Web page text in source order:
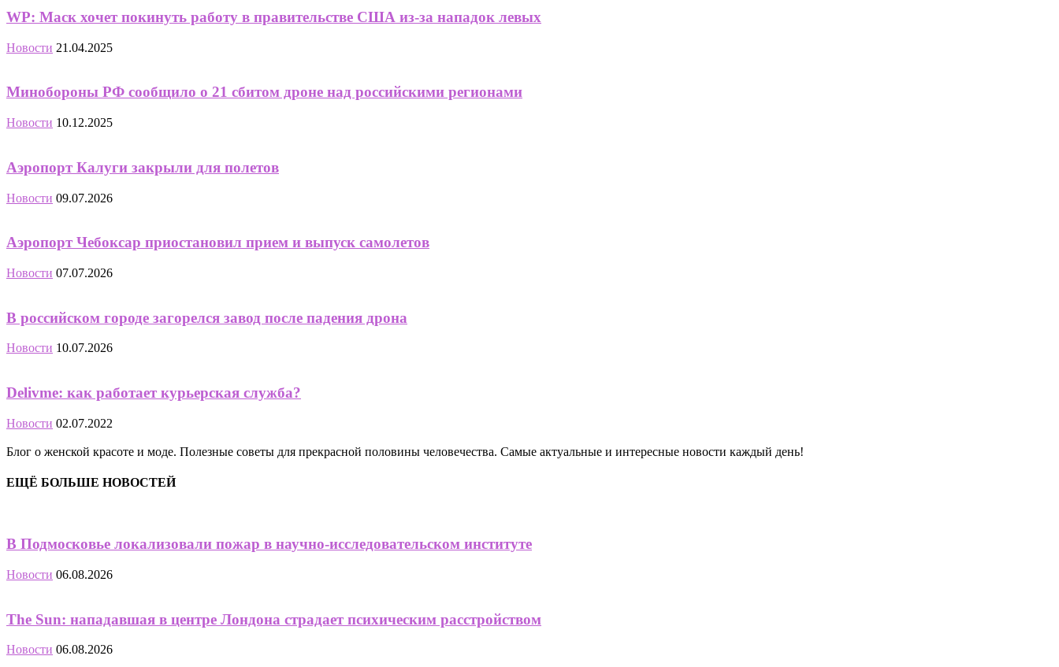
WP: Маск хочет покинуть работу в правительстве США из-за нападок левых
Новости 21.04.2025
Минобороны РФ сообщило о 21 сбитом дроне над российскими регионами
Новости 10.12.2025
Аэропорт Калуги закрыли для полетов
Новости 09.07.2026
Аэропорт Чебоксар приостановил прием и выпуск самолетов
Новости 07.07.2026
В российском городе загорелся завод после падения дрона
Новости 10.07.2026
Delivme: как работает курьерская служба?
Новости 02.07.2022
Блог о женской красоте и моде. Полезные советы для прекрасной половины человечества. Самые актуальные и интересные новости каждый день!
ЕЩЁ БОЛЬШЕ НОВОСТЕЙ
В Подмосковье локализовали пожар в научно-исследовательском институте
Новости 06.08.2026
The Sun: нападавшая в центре Лондона страдает психическим расстройством
Новости 06.08.2026